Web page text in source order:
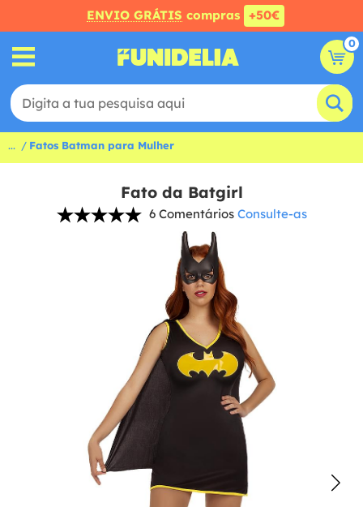
ENVIO GRÁTIS compras +50€
0
... Fatos Batman para Mulher
Fato da Batgirl
6 Comentários Consulte-as